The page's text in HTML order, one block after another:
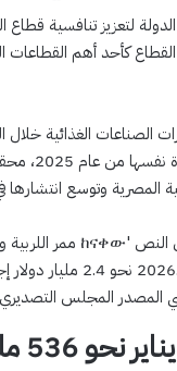
الدولة لتعزيز تنافسية
القطاع كأحد أهم
المصرية وتوسع انتشارها
دولار